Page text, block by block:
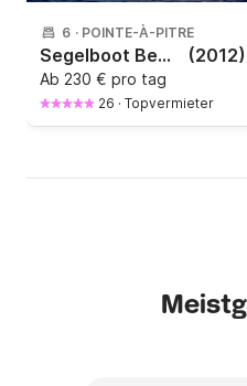
6 · POINTE-À-PITRE
Segelboot Beneteau Oceanis 37 11.43m (2012)
Ab 230 € pro tag
26 · Topvermieter